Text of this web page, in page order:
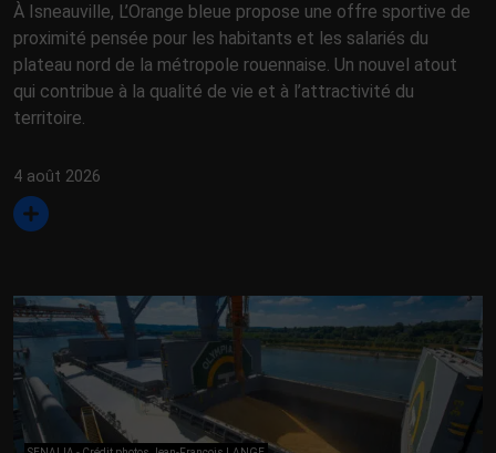
À Isneauville, L’Orange bleue propose une offre sportive de
proximité pensée pour les habitants et les salariés du
plateau nord de la métropole rouennaise. Un nouvel atout
qui contribue à la qualité de vie et à l’attractivité du
territoire.
4 août 2026